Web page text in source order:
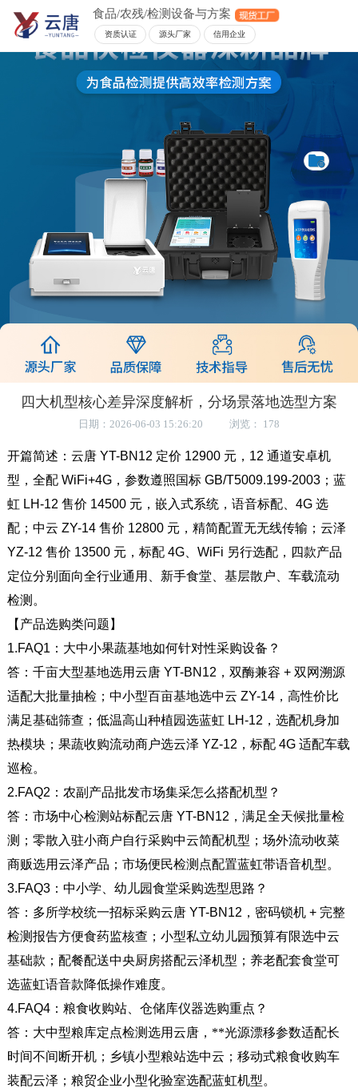
食品/农残/检测设备与方案
资质认证 源头厂家 信用企业
四大机型核心差异深度解析，分场景落地选型方案
日期：2026-06-03 15:26:20 浏览： 178
开篇简述：云唐YT-BN12 定价 12900 元， 12 通道安卓机
型，全配WiFi+4G，参数遵照国标GB/T5009.199-2003；蓝
虹LH-12 售价 14500 元，嵌入式系统，语音标配、 4G 选
配；中云 ZY-14 售价 12800 元，精简配置无无线传输；云泽
YZ-12 售价 13500 元，标配4G、 WiFi 另行选配，四款产品
定位分别面向全行业通用、新手食堂、基层散户、车载流动
检测。
【产品选购类问题】
1.FAQ1 ：大中小果蔬基地如何针对性采购设备？
答：千亩大型基地选用云唐YT-BN12 ，双酶兼容 + 双网溯源
适配大批量抽检；中小型百亩基地选中云 ZY-14，高性价比
满足基础筛查；低温高山种植园选蓝虹LH-12 ，选配机身加
热模块；果蔬收购流动商户选云泽 YZ-12 ，标配4G 适配车载
巡检。
2.FAQ2 ：农副产品批发市场集采怎么搭配机型？
答：市场中心检测站标配云唐YT-BN12 ，满足全天候批量检
测；零散入驻小商户自行采购中云简配机型；场外流动收菜
商贩选用云泽产品；市场便民检测点配置蓝虹带语音机型。
3.FAQ3：中小学、幼儿园食堂采购选型思路？
答：多所学校统一招标采购云唐YT-BN12 ，密码锁机+ 完整
检测报告方便食药监核查；小型私立幼儿园预算有限选中云
基础款；配餐配送中央厨房搭配云泽机型；养老配套食堂可
选蓝虹语音款降低操作难度。
4.FAQ4：粮食收购站、仓储库仪器选购重点？
答：大中型粮库定点检测选用云唐，**光源漂移参数适配长
时间不间断开机；乡镇小型粮站选中云；移动式粮食收购车
装配云泽；粮贸企业小型化验室选配蓝虹机型。